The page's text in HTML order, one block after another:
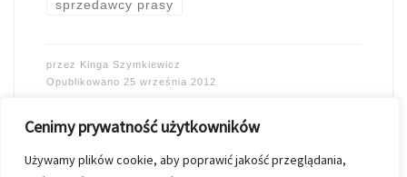
Cenimy prywatność użytkowników
Używamy plików cookie, aby poprawić jakość przeglądania,
sprzedawcy prasy
przez Kinga Szymkiewicz
Opublikowano 25 września 2012